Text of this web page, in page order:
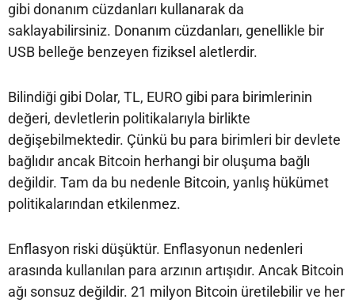
gibi donanım cüzdanları kullanarak da
saklayabilirsiniz. Donanım cüzdanları, genellikle bir
USB belleğe benzeyen fiziksel aletlerdir.
Bilindiği gibi Dolar, TL, EURO gibi para birimlerinin
değeri, devletlerin politikalarıyla birlikte
değişebilmektedir. Çünkü bu para birimleri bir devlete
bağlıdır ancak Bitcoin herhangi bir oluşuma bağlı
değildir. Tam da bu nedenle Bitcoin, yanlış hükümet
politikalarından etkilenmez.
Enflasyon riski düşüktür. Enflasyonun nedenleri
arasında kullanılan para arzının artışıdır. Ancak Bitcoin
ağı sonsuz değildir. 21 milyon Bitcoin üretilebilir ve her